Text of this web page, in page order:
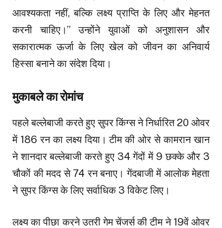
आवश्यकता नहीं, बल्कि लक्ष्य प्राप्ति के लिए और मेहनत
करनी चाहिए।” उन्होंने युवाओं को अनुशासन और
सकारात्मक ऊर्जा के लिए खेल को जीवन का अनिवार्य
हिस्सा बनाने का संदेश दिया।
मुकाबले का रोमांच
पहले बल्लेबाजी करते हुए सुपर किंग्स ने निर्धारित 20 ओवर
में 186 रन का लक्ष्य दिया। टीम की ओर से कामरान खान
ने शानदार बल्लेबाजी करते हुए 34 गेंदों में 9 छक्के और 3
चौकों की मदद से 74 रन बनाए। गेंदबाजी में आलोक मेहता
ने सुपर किंग्स के लिए सर्वाधिक 3 विकेट लिए।
लक्ष्य का पीछा करने उतरी गेम चेंजर्स की टीम ने 19वें ओवर